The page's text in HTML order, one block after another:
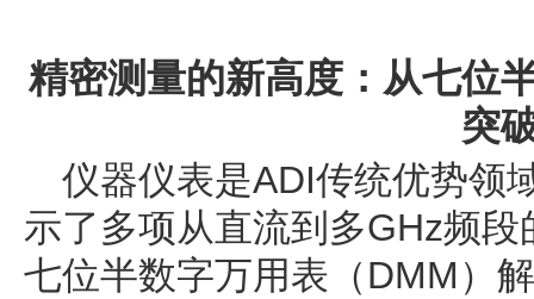
精密测量的新高度：从七位
突
仪器仪表是ADI传统优势领
示了多项从直流到多GHz频
七位半数字万用表（DMM）